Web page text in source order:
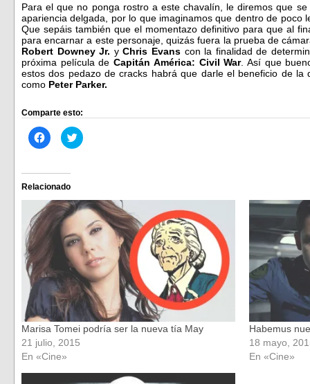
Para el que no ponga rostro a este chavalín, le diremos que
apariencia delgada, por lo que imaginamos que dentro de poco
Que sepáis también que el momentazo definitivo para que al
para encarnar a este personaje, quizás fuera la prueba de
Robert Downey Jr. yChris Evanscon la finalidad de
próxima película deCapitán América: Civil War. Así que
estos dos pedazo de cracks habrá que darle el beneficio de
como Peter Parker.
Comparte esto:
Haz
clic
Facebook
(Se
abre
en
una
ventana
nueva)
Haz
clic
en
una
ventana
nueva)
Relacionado
Marisa Tomei podría ser la nueva tía May
21 julio, 2015
En «Cine»
Habemus
18 mayo,
En «Cine»